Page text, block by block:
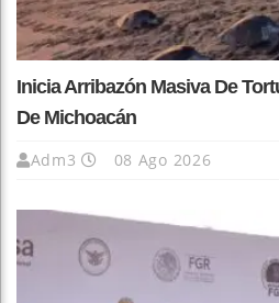
Inicia Arribazón Masiva De
De Michoacán
Adm3 08 Ago 2026